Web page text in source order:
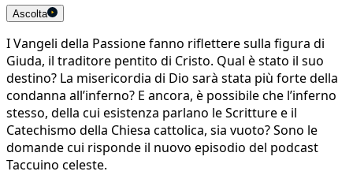
Ascolta
I Vangeli della Passione fanno riflettere sulla figura di
Giuda, il traditore pentito di Cristo. Qual è stato il suo
destino? La misericordia di Dio sarà stata più forte della
condanna all’inferno? E ancora, è possibile che l’inferno
stesso, della cui esistenza parlano le Scritture e il
Catechismo della Chiesa cattolica, sia vuoto? Sono le
domande cui risponde il nuovo episodio del podcast
Taccuino celeste.